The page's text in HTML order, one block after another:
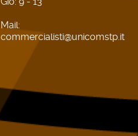
Mail:
commercialisti@unicomstp.it